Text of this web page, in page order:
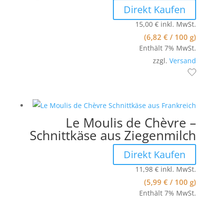
Direkt Kaufen
15,00€ inkl. MwSt.
(6,82€ / 100 g)
Enthält 7% MwSt.
zzgl.Versand
Le Moulis de Chèvre –
Schnittkäse aus Ziegenmilch
Direkt Kaufen
11,98€ inkl. MwSt.
(5,99€ / 100 g)
Enthält 7% MwSt.